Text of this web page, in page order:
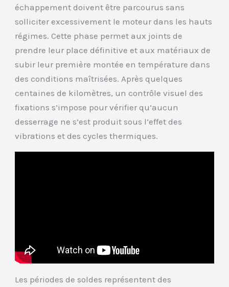
échappement doivent être parcourus sans
solliciter excessivement le moteur dans les hauts
régimes. Cette phase permet aux joints de
prendre leur place définitive et aux matériaux de
subir leur première montée en température dans
des conditions maîtrisées. Après quelques
centaines de kilomètres, un contrôle visuel des
fixations s’impose pour vérifier qu’aucun
desserrage ne s’est produit sous l’effet des
vibrations et des cycles thermiques.
Les périodes de soldes représentent des